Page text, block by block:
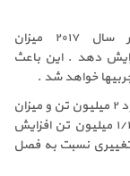
برزیل مصمم است که از اکتبر تا سپتامبر سال ۲۰۱۷ میزان
۰/۸ میلیون تن افزایش دهد . این باعث
خواهد شد .
به نظر ما میزان روغنکشی های سویای برزیل در حدود ۲ میلیون تن و میزان
صادرات کنجاله سویای این کشور در حدود ۱/۲ تا ۱/۳ میلیون تن افزایش
تغییری نسبت به فصل